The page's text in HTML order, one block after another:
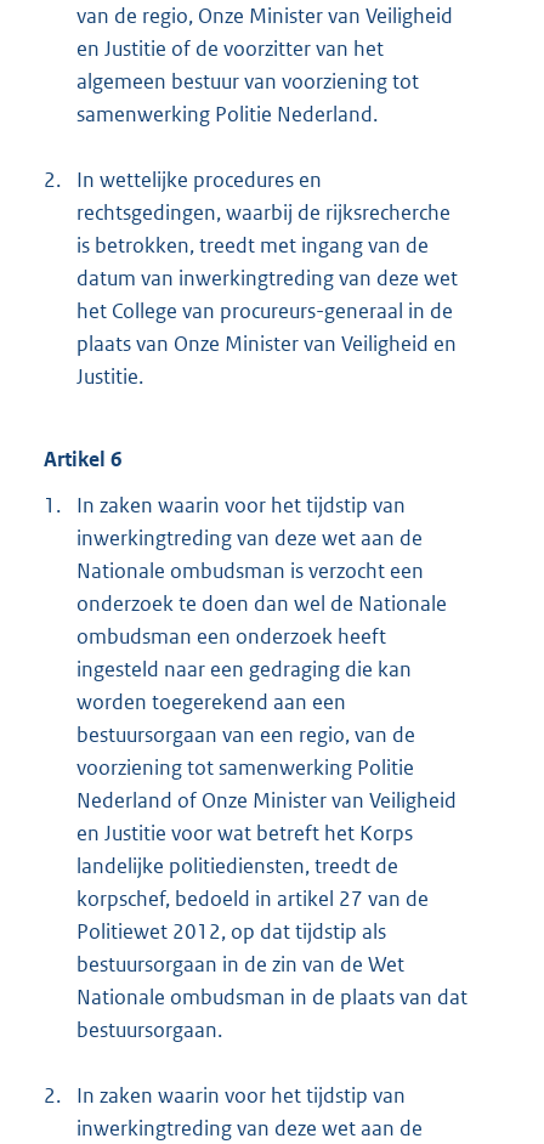
van de regio, Onze Minister van Veiligheid
en Justitie of de voorzitter van het
algemeen bestuur van voorziening tot
samenwerking Politie Nederland.
2.
In wettelijke procedures en
rechtsgedingen, waarbij de rijksrecherche
is betrokken, treedt met ingang van de
datum van inwerkingtreding van deze wet
het College van procureurs-generaal in de
plaats van Onze Minister van Veiligheid en
Justitie.
Artikel 6
1.
In zaken waarin voor het tijdstip van
inwerkingtreding van deze wet aan de
Nationale ombudsman is verzocht een
onderzoek te doen dan wel de Nationale
ombudsman een onderzoek heeft
ingesteld naar een gedraging die kan
worden toegerekend aan een
bestuursorgaan van een regio, van de
voorziening tot samenwerking Politie
Nederland of Onze Minister van Veiligheid
en Justitie voor wat betreft het Korps
landelijke politiediensten, treedt de
korpschef, bedoeld in artikel 27 van de
Politiewet 2012, op dat tijdstip als
bestuursorgaan in de zin van de Wet
Nationale ombudsman in de plaats van dat
bestuursorgaan.
2.
In zaken waarin voor het tijdstip van
inwerkingtreding van deze wet aan de